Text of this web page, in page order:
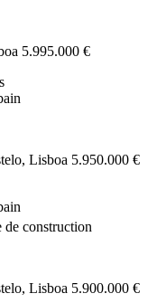
5.995.000 €
Lisboa 5.950.000 €
de construction
Lisboa 5.900.000 €